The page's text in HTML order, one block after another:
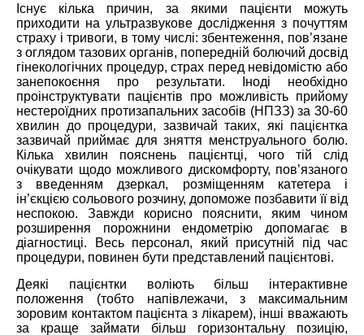
Існує кілька причин, за якими пацієнти можуть
приходити на ультразвукове дослідження з почуттям
страху і тривоги, в тому числі: збентеження, пов’язане
з оглядом тазових органів, попередній болючий досвід
гінекологічних процедур, страх перед невідомістю або
занепокоєння про результати. Іноді необхідно
проінструктувати пацієнтів про можливість прийому
нестероїдних протизапальних засобів (НПЗЗ) за 30-60
хвилин до процедури, зазвичай таких, які пацієнтка
зазвичай приймає для зняття менструального болю.
Кілька хвилин пояснень пацієнтці, чого тій слід
очікувати щодо можливого дискомфорту, пов’язаного
з введенням дзеркал, розміщенням катетера і
ін’єкцією сольового розчину, допоможе позбавити її від
неспокою. Завжди корисно пояснити, яким чином
розширення порожнини ендометрію допомагає в
діагностиці. Весь персонал, який присутній під час
процедури, повинен бути представлений пацієнтові.
Деякі пацієнтки воліють більш інтерактивне
положення (тобто напівлежачи, з максимальним
зоровим контактом пацієнта з лікарем), інші вважають
за краще займати більш горизонтальну позицію,